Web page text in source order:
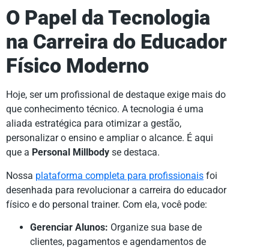
O Papel da Tecnologia
na Carreira do Educador
Físico Moderno
Hoje, ser um profissional de destaque exige mais do
que conhecimento técnico. A tecnologia é uma
aliada estratégica para otimizar a gestão,
personalizar o ensino e ampliar o alcance. É aqui
que a Personal Millbody se destaca.
Nossa plataforma completa para profissionais foi
desenhada para revolucionar a carreira do educador
físico e do personal trainer. Com ela, você pode:
Gerenciar Alunos: Organize sua base de
clientes, pagamentos e agendamentos de